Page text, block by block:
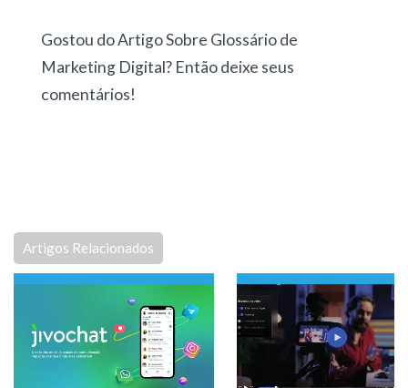
Gostou do Artigo Sobre Glossário de
Marketing Digital? Então deixe seus
comentários!
Artigos Relacionados